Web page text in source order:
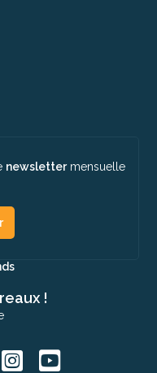
newslettermensuelle
!